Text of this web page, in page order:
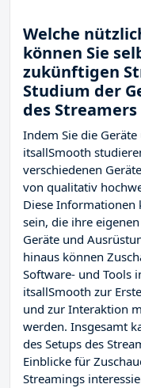
Welche
können Sie
zukünftigen
Studium der
des
Indem Sie die
itsallSmooth
verschiedenen
von qualitativ
Diese Informationen
sein, die ihre
Geräte und
hinaus können
Software- und Tools
itsallSmooth zur
und zur Interaktion
werden. Insgesamt
des Setups des
Einblicke für
Streamings